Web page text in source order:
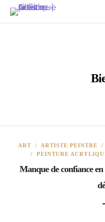
ART/ ARTISTE PEINTRE /
/ PEINTURE
Manque de confiance